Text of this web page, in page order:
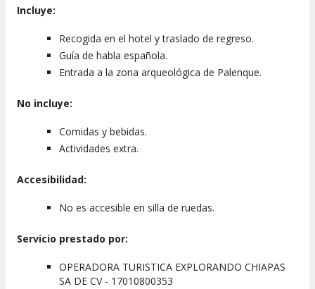
Entradas a las zonas arqueológicas (deben pagarse
en el lugar).
Lugar de encuentro
Cristóbal de las Casas. Se confirmará la hora de recogida al
Salida desde otros puntos de México
puedes reservar la excursión a Agua Azul, Misol-Há y
Incluye:
Recogida en el hotel y traslado de regreso.
Guía de habla española.
Entrada a la zona arqueológica de Palenque.
No incluye:
Comidas y bebidas.
Actividades extra.
Accesibilidad:
No es accesible en silla de ruedas.
Servicio prestado por:
OPERADORA TURISTICA EXPLORANDO CHIAPAS
SA DE CV - 17010800353